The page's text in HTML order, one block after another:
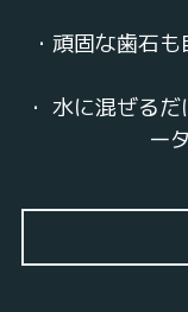
・頑固な歯石
・ 水に混ぜる
ー